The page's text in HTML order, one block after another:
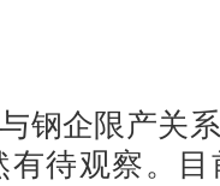
企限产关系
待观察。